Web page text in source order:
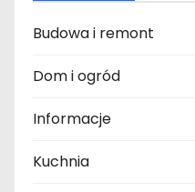
Budowa i remont
Dom i ogród
Informacje
Kuchnia